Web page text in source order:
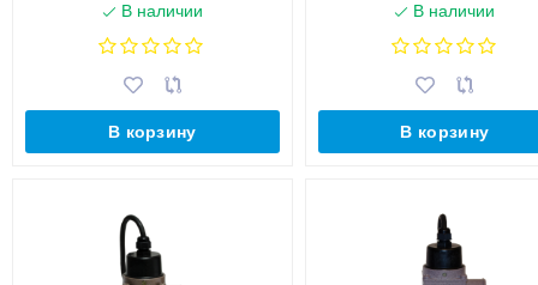
В наличии
В корзину
В наличии
В корзину